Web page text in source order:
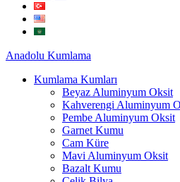
Anadolu Kumlama
Kumlama Kumları
Beyaz Aluminyum Oksit
Kahverengi Aluminyum
Pembe Aluminyum Oksit
Garnet Kumu
Cam Küre
Mavi Aluminyum Oksit
Bazalt Kumu